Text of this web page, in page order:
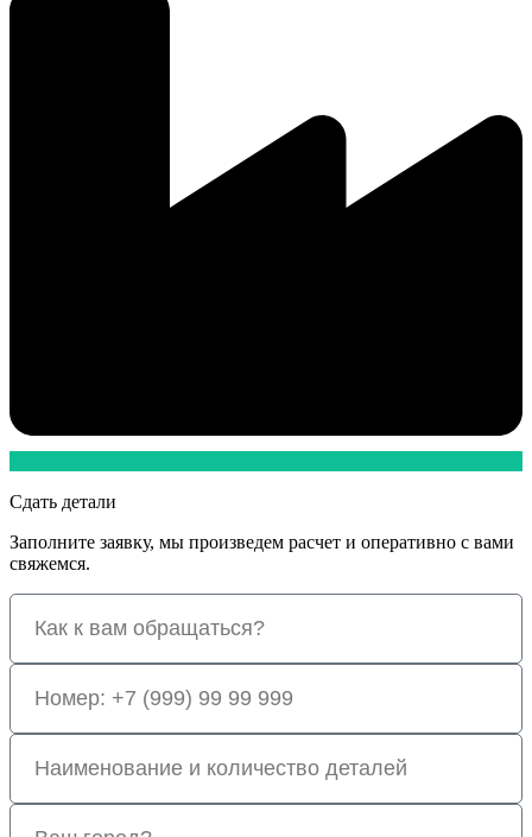
Сдать детали
Заполните заявку, мы произведем расчет и оперативно с вами
свяжемся.